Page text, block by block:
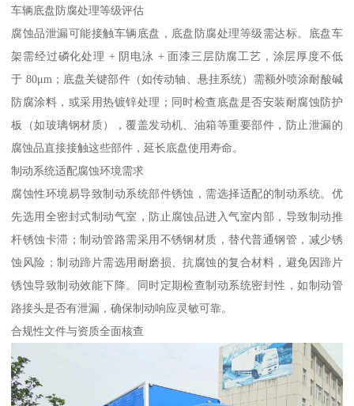
车辆底盘防腐处理等级评估​
腐蚀品泄漏可能接触车辆底盘，底盘防腐处理等级需达标。底盘车
架需经过磷化处理 + 阴电泳 + 面漆三层防腐工艺，涂层厚度不低
于 80μm；底盘关键部件（如传动轴、悬挂系统）需额外喷涂耐酸碱
防腐涂料，或采用热镀锌处理；同时检查底盘是否安装耐腐蚀防护
板（如玻璃钢材质），覆盖发动机、油箱等重要部件，防止泄漏的
腐蚀品直接接触这些部件，延长底盘使用寿命。​
制动系统适配腐蚀环境需求​
腐蚀性环境易导致制动系统部件锈蚀，需选择适配的制动系统。优
先选用全密封式制动气室，防止腐蚀品进入气室内部，导致制动推
杆锈蚀卡滞；制动管路需采用不锈钢材质，替代普通钢管，减少锈
蚀风险；制动蹄片需选用耐磨损、抗腐蚀的复合材料，避免因蹄片
锈蚀导致制动效能下降。同时定期检查制动系统密封性，如制动管
路接头是否有泄漏，确保制动响应灵敏可靠。​
合规性文件与资质全面核查​